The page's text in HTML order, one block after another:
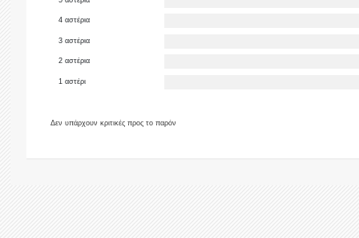
4 αστέρια
3 αστέρια
2 αστέρια
1 αστέρι
Δεν υπάρχουν κριτικές προς το παρόν